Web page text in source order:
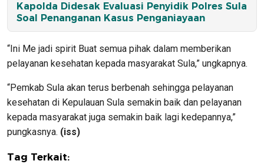
Kapolda Didesak Evaluasi Penyidik Polres Sula
Soal Penanganan Kasus Penganiayaan
“Ini Me jadi spirit Buat semua pihak dalam memberikan
pelayanan kesehatan kepada masyarakat Sula,” ungkapnya.
“Pemkab Sula akan terus berbenah sehingga pelayanan
kesehatan di Kepulauan Sula semakin baik dan pelayanan
kepada masyarakat juga semakin baik lagi kedepannya,”
pungkasnya. (iss)
Tag Terkait: